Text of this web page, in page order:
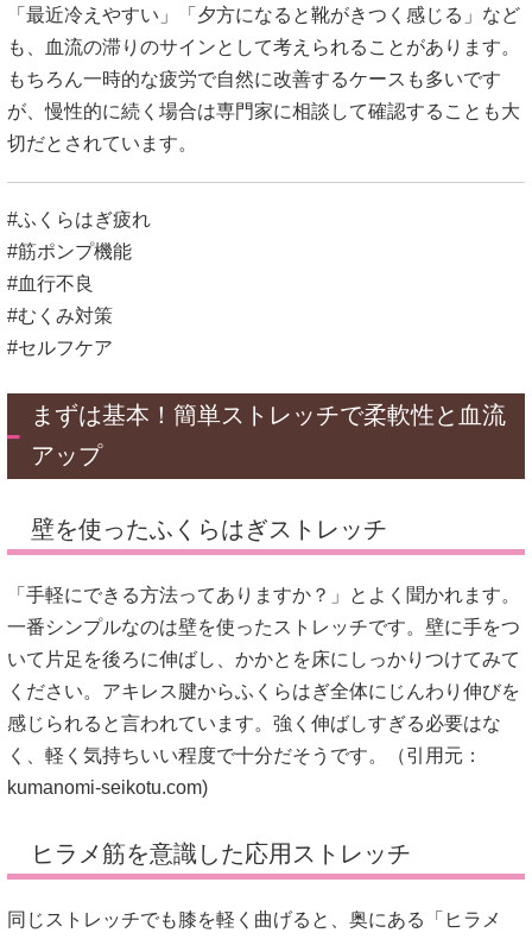
「最近冷えやすい」「夕方になると靴がきつく感じる」など
も、血流の滞りのサインとして考えられることがあります。
もちろん一時的な疲労で自然に改善するケースも多いです
が、慢性的に続く場合は専門家に相談して確認することも大
切だとされています。
#ふくらはぎ疲れ
#筋ポンプ機能
#血行不良
#むくみ対策
#セルフケア
まずは基本！簡単ストレッチで柔軟性と血流
アップ
壁を使ったふくらはぎストレッチ
「手軽にできる方法ってありますか？」とよく聞かれます。
一番シンプルなのは壁を使ったストレッチです。壁に手をつ
いて片足を後ろに伸ばし、かかとを床にしっかりつけてみて
ください。アキレス腱からふくらはぎ全体にじんわり伸びを
感じられると言われています。強く伸ばしすぎる必要はな
く、軽く気持ちいい程度で十分だそうです。（引用元：
kumanomi-seikotu.com)
ヒラメ筋を意識した応用ストレッチ
同じストレッチでも膝を軽く曲げると、奥にある「ヒラメ